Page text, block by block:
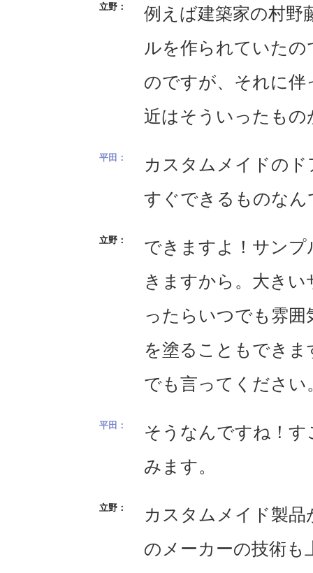
例えば建築家の村野
ルを作られていたの
のですが、それに伴
近はそういったも
カスタムメイドの
すぐできるものなん
できますよ！サン
きますから。大き
ったらいつでも雰
を塗ることもでき
でも言ってください
そうなんですね！
みます。
カスタムメイド製
のメーカーの技術も